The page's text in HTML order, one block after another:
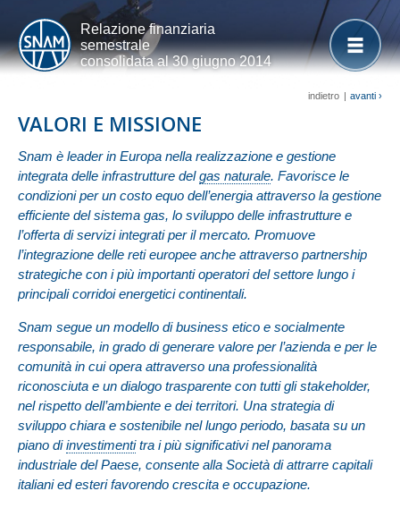
Relazione finanziaria
semestrale
consolidata al 30 giugno 2014
indietro | avanti ›
VALORI E MISSIONE
Snam è leader in Europa nella realizzazione e gestione
integrata delle infrastrutture delgas naturale. Favorisce le
condizioni per un costo equo dell’energia attraverso la gestione
efficiente del sistema gas, lo sviluppo delle infrastrutture e
l’offerta di servizi integrati per il mercato. Promuove
l’integrazione delle reti europee anche attraverso partnership
strategiche con i più importanti operatori del settore lungo i
principali corridoi energetici continentali.
Snam segue un modello di business etico e socialmente
responsabile, in grado di generare valore per l’azienda e per le
comunità in cui opera attraverso una professionalità
riconosciuta e un dialogo trasparente con tutti gli stakeholder,
nel rispetto dell’ambiente e dei territori. Una strategia di
sviluppo chiara e sostenibile nel lungo periodo, basata su un
piano diinvestimentitra i più significativi nel panorama
industriale del Paese, consente alla Società di attrarre capitali
italiani ed esteri favorendo crescita e occupazione.